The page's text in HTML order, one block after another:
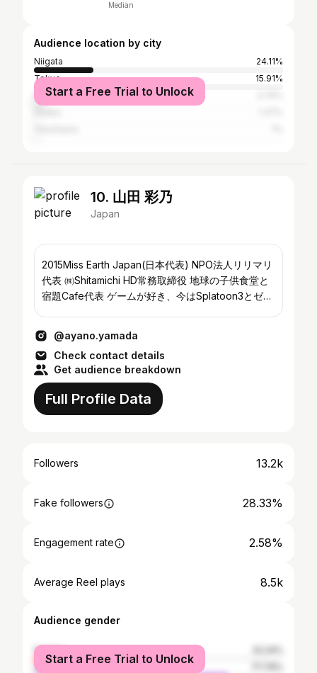
Median
Audience location by city
Niigata
24.11%
Tokyo
15.91%
Nagaoka
Start a Free Trial to Unlock
10. 山田 彩乃
Japan
2015Miss Earth Japan(日本代表) NPO法人リリマリ
代表 ㈱Shitamichi HD常務取締役 地球の子供食堂と
宿題Cafe代表 ゲームが好き、今はSplatoon3とゼル
@ayano.yamada
Check contact details
Get audience breakdown
Full Profile Data
Followers 13.2k
Fake followers 28.33%
Engagement rate 2.58%
Average Reel plays 8.5k
Audience gender
female
male
Start a Free Trial to Unlock